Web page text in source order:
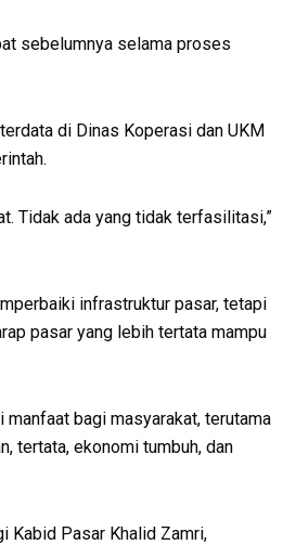
sebelumnya selama proses
di Dinas Koperasi dan UKM
Tidak ada yang tidak terfasilitasi,”
infrastruktur pasar, tetapi
pasar yang lebih tertata mampu
manfaat bagi masyarakat, terutama
tertata, ekonomi tumbuh, dan
Kabid Pasar Khalid Zamri,